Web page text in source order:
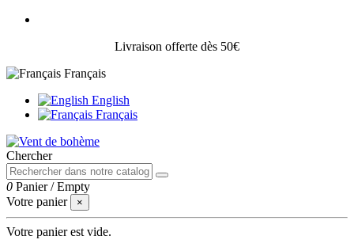
Livraison offerte dès 50€
Français
English
Français
Chercher
0 Panier/Empty
Votre panier
×
Votre panier est vide.